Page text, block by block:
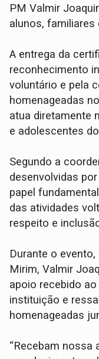
PM Valmir
alunos, familiares
A entrega da
reconhecimento
voluntário e pela
homenageadas
atua diretamente
e adolescentes
Segundo a
desenvolvidas
papel
das atividades
respeito e
Durante o
Mirim, Valmir
apoio recebido
instituição e
homenageadas
“Recebam nossa